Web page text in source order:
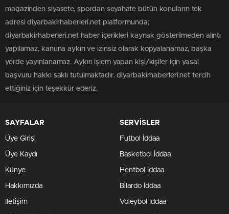
magazinden siyasete, spordan seyahate bütün konuların tek
adresi diyarbakirhaberleri.net platformunda;
diyarbakirhaberleri.net haber içerikleri kaynak gösterilmeden alıntı
yapılamaz, kanuna aykırı ve izinsiz olarak kopyalanamaz, başka
yerde yayınlanamaz. Aykırı işlem yapan kişi/kişiler için yasal
başvuru hakkı saklı tutulmaktadır. diyarbakirhaberleri.net tercih
ettiğiniz için teşekkür ederiz.
SAYFALAR
Üye Girişi
Üye Kaydı
Künye
Hakkımızda
İletişim
SERVİSLER
Futbol İddaa
Basketbol İddaa
Hentbol İddaa
Bilardo İddaa
Voleybol İddaa